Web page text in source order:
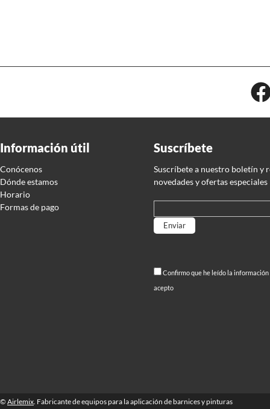
Información útil
Conócenos
Dónde estamos
Horario
Formas de pago
Suscríbete
Suscríbete a nuestro boletín y
novedades y ofertas especiales
Confirmo que he leído la
acepto
© Airlemix . Fabricante de equipos para la aplicación de barnices y pinturas